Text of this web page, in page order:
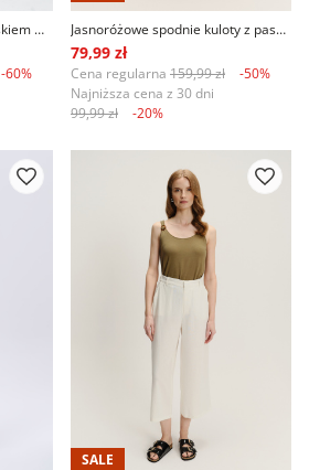
Kremowe spodnie 7/8 z paskiem w talii
-60%
Jasnoróżowe spodnie kuloty z paskiem
79,99 zł
Cena regularna 159,99 zł
-50%
Najniższa cena z 30 dni
99,99 zł
-20%
SALE